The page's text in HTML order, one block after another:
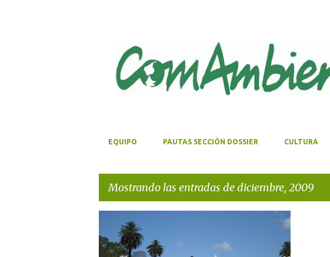
EQUIPO PAUTAS SECCIÓN DOSSIER CULTURA
Mostrando las entradas de diciembre, 2009
n
RIACHUELO